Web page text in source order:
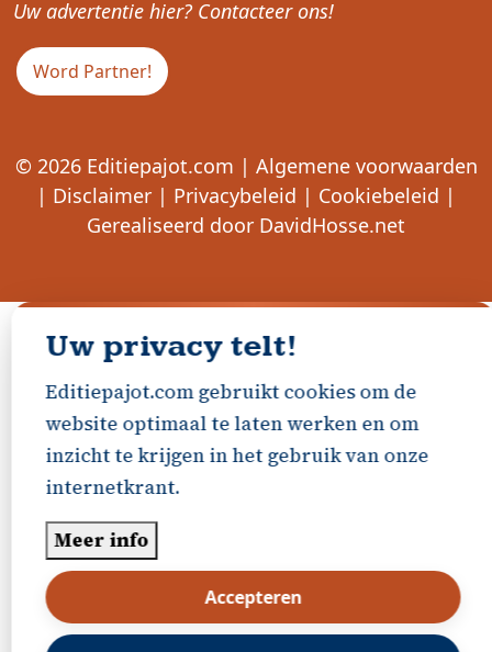
Uw advertentie hier? Contacteer ons!
Word Partner!
© 2026 Editiepajot.com | Algemene voorwaarden
| Disclaimer | Privacybeleid | Cookiebeleid |
Gerealiseerd door DavidHosse.net
Uw privacy telt!
Editiepajot.com gebruikt cookies om de
website optimaal te laten werken en om
inzicht te krijgen in het gebruik van onze
internetkrant.
Meer info
Accepteren